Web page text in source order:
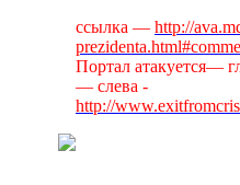
ссылка — http://
Портал атакуется—
— слева -
http://